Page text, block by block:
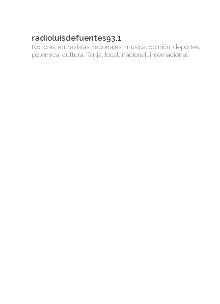
radioluisdefuentes93.1
Noticias, entrevistas, reportajes, música, opinión, deportes,
polémica, cultura, Tarija, local, nacional, internacional